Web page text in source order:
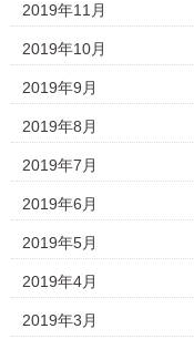
2019年11月
2019年10月
2019年9月
2019年8月
2019年7月
2019年6月
2019年5月
2019年4月
2019年3月